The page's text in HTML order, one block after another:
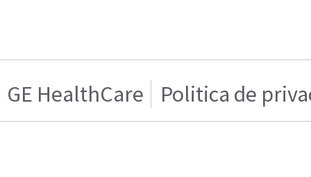
GE HealthCare Politica de